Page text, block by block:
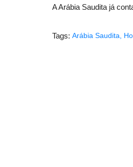
A Arábia Saudita já
Tags: Arábia Saudita,